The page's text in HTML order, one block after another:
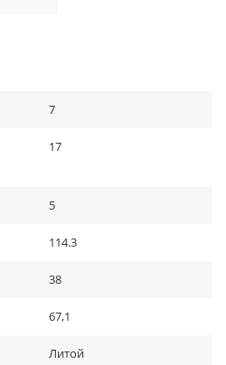
7
17
5
114.3
38
67,1
Литой